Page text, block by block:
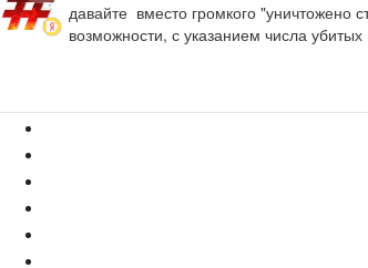
давайте  вместо громкого "уничтожено
возможности, с указанием числа